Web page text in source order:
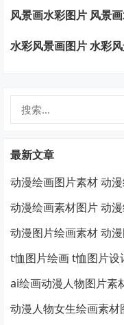
风景画水彩图片 风景
水彩风景画图片 水彩
最新文章
动漫绘画图片素材 动
动漫绘画素材图片 动
动漫图片绘画素材 动
t恤图片绘画 t恤图片设
ai绘画动漫人物图片素
动漫人物女生绘画素